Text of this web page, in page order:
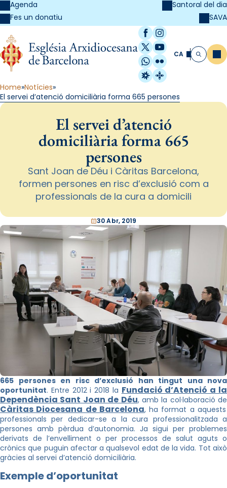
Agenda
Fes un donatiu
Santoral del dia
SAVA
Facebook
Instagram
X / Twitter
YouTube
WhatsApp
Flickr
Radio Estel
Catalunya
CA Cerca
Home Notícies
El servei d’atenció domiciliària forma 665 persones
El servei d’atenció
domiciliària forma 665
persones
Sant Joan de Déu i Càritas Barcelona,
formen persones en risc d’exclusió com a
professionals de la cura a domicili
30 Abr, 2019
665 persones en risc d’exclusió han tingut una nova
oportunitat. Entre 2012 i 2018 la Fundació d’Atenció a la
Dependència Sant Joan de Déu, amb la col·laboració de
Càritas Diocesana de Barcelona, ha format a aquests
professionals per dedicar-se a la cura professionalitzada a
persones amb pèrdua d’autonomia. Ja sigui per problemes
derivats de l’envelliment o per processos de salut aguts o
crònics que puguin afectar a qualsevol edat de la vida. Tot això
gràcies al servei d’atenció domiciliària.
Exemple d’oportunitat